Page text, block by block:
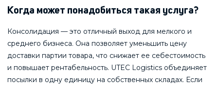
Когда может понадобиться такая услуга?
Консолидация — это отличный выход для мелкого и
среднего бизнеса. Она позволяет уменьшить цену
доставки партии товара, что снижает ее себестоимость
и повышает рентабельность. UTEC Logistics объединяет
посылки в одну единицу на собственных складах. Если